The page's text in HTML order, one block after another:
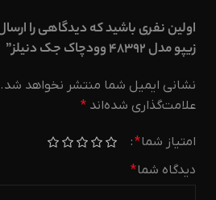
اولین نفری باشید که دیدگاهی را
زیپو مدل 48392 وودچاک جک دنیلز”
نشانی ایمیل شما منتشر نخواهد شد.
علامت‌گذاری شده‌اند *
امتیاز شما*
دیدگاه شما*